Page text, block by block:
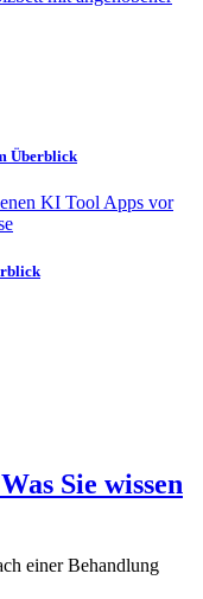
Überblick
Sie wissen
einer Behandlung